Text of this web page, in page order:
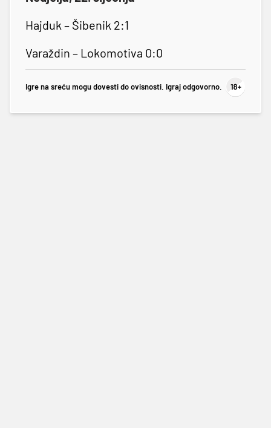
Hajduk – Šibenik 2:1
Varaždin – Lokomotiva 0:0
Igre na sreću mogu dovesti do ovisnosti. Igraj odgovorno.